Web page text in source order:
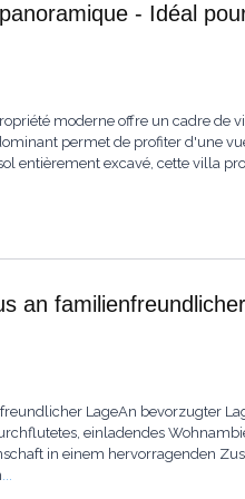
- Idéal
moderne offre un cadre de
permet de profiter d'une
entièrement excavé, cette villa
an
LageAn bevorzugter
einladendes
in einem hervorragenden
...